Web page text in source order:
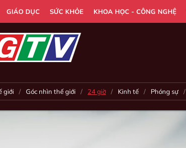
GIÁO DỤC SỨC KHỎE KHOA HỌC - CÔNG NGHỆ
giới Góc nhìn thế giới 24 giờ Kinh tế Phóng sự